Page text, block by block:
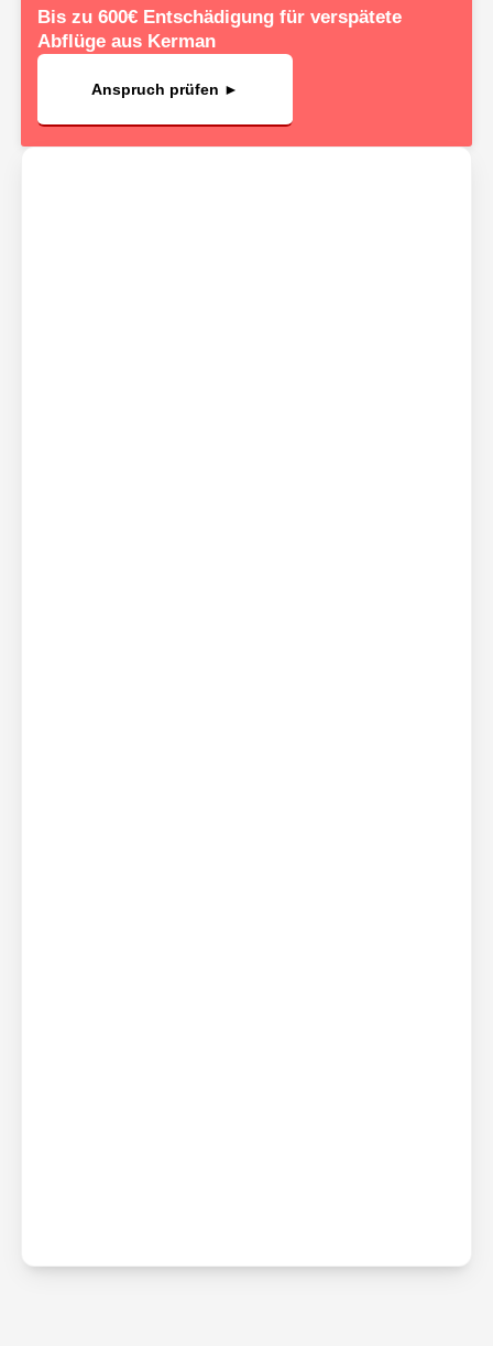
Bis zu 600€ Entschädigung für verspätete
Abflüge aus Kerman
Anspruch prüfen ►